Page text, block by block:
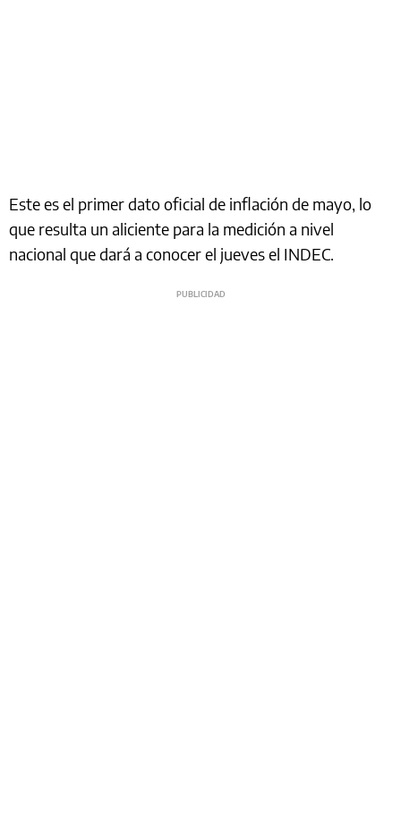
Este es el primer dato oficial de inflación de mayo, lo
que resulta un aliciente para la medición a nivel
nacional que dará a conocer el jueves el INDEC.